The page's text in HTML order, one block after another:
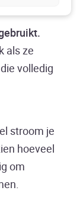
als ze
volledig
stroom je
hoeveel
om